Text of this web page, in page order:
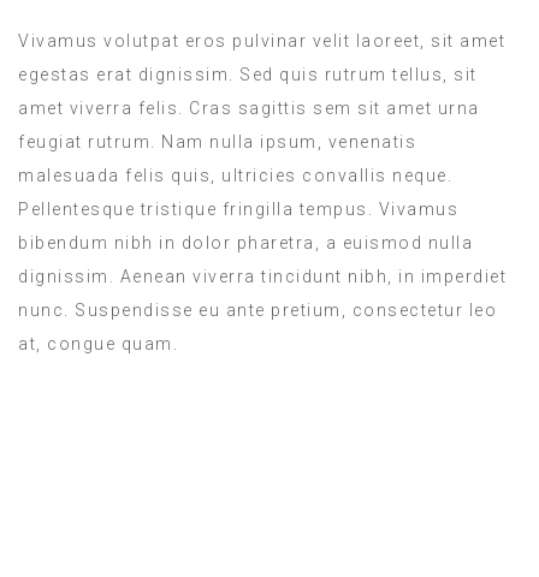
Vivamus volutpat eros pulvinar velit laoreet, sit amet
egestas erat dignissim. Sed quis rutrum tellus, sit
amet viverra felis. Cras sagittis sem sit amet urna
feugiat rutrum. Nam nulla ipsum, venenatis
malesuada felis quis, ultricies convallis neque.
Pellentesque tristique fringilla tempus. Vivamus
bibendum nibh in dolor pharetra, a euismod nulla
dignissim. Aenean viverra tincidunt nibh, in imperdiet
nunc. Suspendisse eu ante pretium, consectetur leo
at, congue quam.